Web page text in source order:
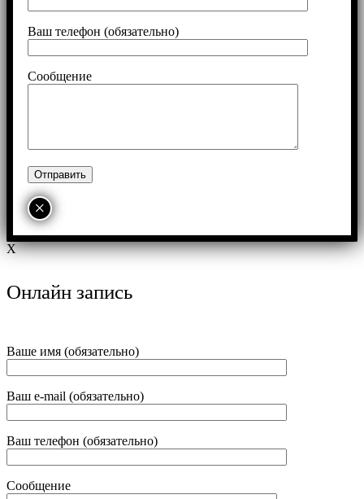
Ваш телефон (обязательно)
Сообщение
×
X
Онлайн запись
Ваше имя (обязательно)
Ваш e-mail (обязательно)
Ваш телефон (обязательно)
Сообщение